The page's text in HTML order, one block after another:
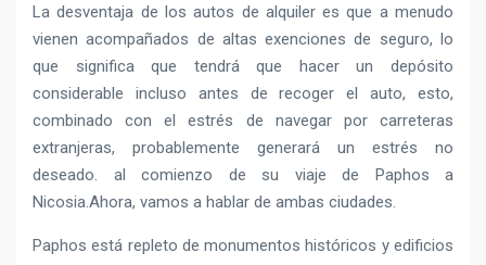
La desventaja de los autos de alquiler es que a menudo
vienen acompañados de altas exenciones de seguro, lo
que significa que tendrá que hacer un depósito
considerable incluso antes de recoger el auto, esto,
combinado con el estrés de navegar por carreteras
extranjeras, probablemente generará un estrés no
deseado. al comienzo de su viaje de Paphos a
Nicosia.Ahora, vamos a hablar de ambas ciudades.
Paphos está repleto de monumentos históricos y edificios